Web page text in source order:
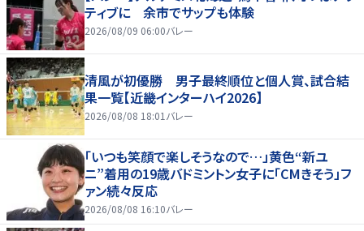
ティブに 余市でサップも体験
2026/08/09 06:00バレー
清風が初優勝 男子最終順位と個人賞、試合結
果一覧【近畿インターハイ2026】
2026/08/08 18:01 バレー
「いつも笑顔で楽しそうなので…」黄色“新ユ
ニ”着用の19歳バドミントン女子に「CMきそう」フ
ァン続々反応
2026/08/08 16:10バレー